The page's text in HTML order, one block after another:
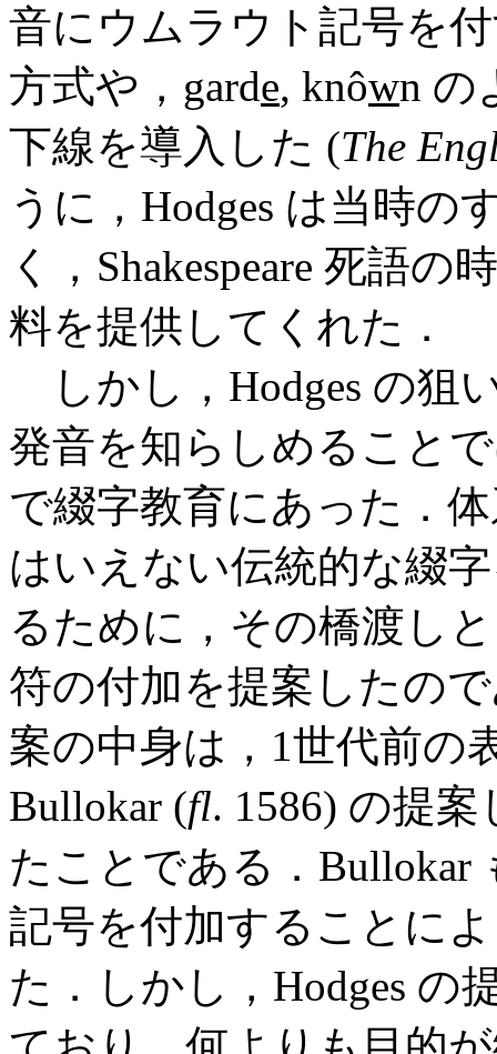
音にウムラウト記号を
方式や，garde, knôwn の
下線を導入した (The
うに，Hodges は当時の
く，Shakespeare 死語
料を提供してくれた．
しかし，Hodges の狙
発音を知らしめること
で綴字教育にあった．
はいえない伝統的な綴
るために，その橋渡し
符の付加を提案したの
案の中身は，1世代前の
Bullokar (fl. 1586) の提
たことである．Bullokar
記号を付加することに
た．しかし，Hodges の